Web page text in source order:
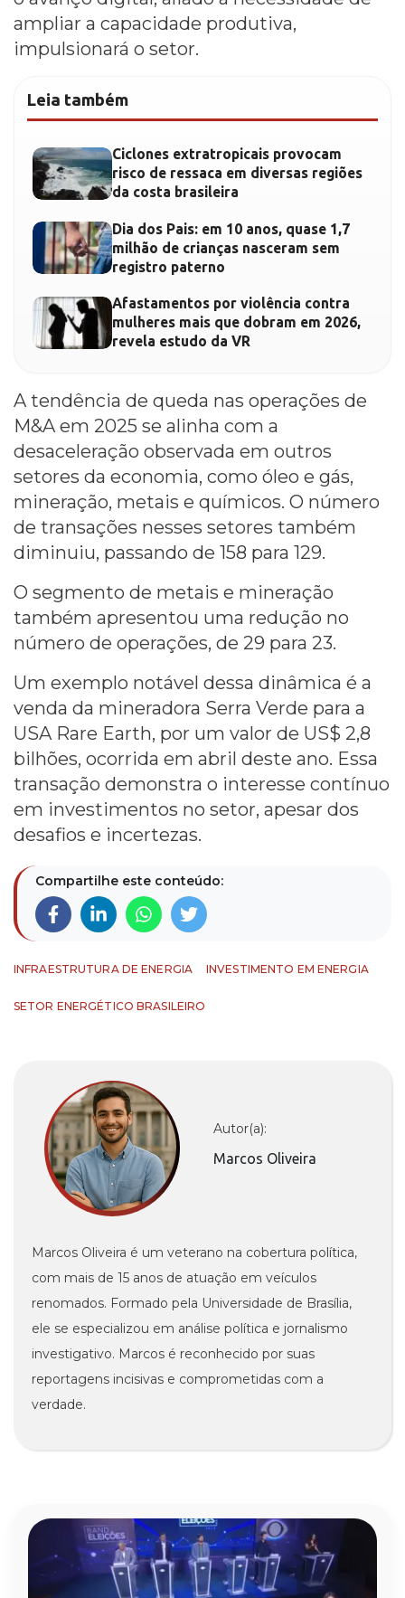
ampliar a capacidade produtiva,
impulsionará o setor.
Leia também
Ciclones extratropicais provocam
risco de ressaca em diversas regiões
da costa brasileira
Dia dos Pais: em 10 anos, quase 1,7
milhão de crianças nasceram sem
registro paterno
Afastamentos por violência contra
mulheres mais que dobram em 2026,
revela estudo da VR
A tendência de queda nas operações de
M&A em 2025 se alinha com a
desaceleração observada em outros
setores da economia, como óleo e gás,
mineração, metais e químicos. O número
de transações nesses setores também
diminuiu, passando de 158 para 129.
O segmento de metais e mineração
também apresentou uma redução no
número de operações, de 29 para 23.
Um exemplo notável dessa dinâmica é a
venda da mineradora Serra Verde para a
USA Rare Earth, por um valor de US$ 2,8
bilhões, ocorrida em abril deste ano. Essa
transação demonstra o interesse contínuo
em investimentos no setor, apesar dos
desafios e incertezas.
Compartilhe este conteúdo:
INFRAESTRUTURA DE ENERGIA INVESTIMENTO EM ENERGIA
SETOR ENERGÉTICO BRASILEIRO
Autor(a):
Marcos Oliveira
Marcos Oliveira é um veterano na cobertura política,
com mais de 15 anos de atuação em veículos
renomados. Formado pela Universidade de Brasília,
ele se especializou em análise política e jornalismo
investigativo. Marcos é reconhecido por suas
reportagens incisivas e comprometidas com a
verdade.